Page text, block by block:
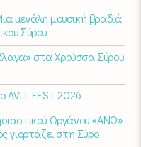
μεγάλη μουσική βραδιά
Σύρου
στα Χρούσσα Σύρου
AVLI FEST 2026
Οργάνου «ΑΝΩ»
γιορτάζει στη Σύρο​